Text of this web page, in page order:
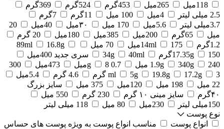
118میل
265میل 453گرم 524گرم
369گرم
2.5 میلی لیتر
4میل 100 میل 11گرم
7گرم
3.7میلی لیتر
5.6میل 170 میل ۳۰میل 40میل
20
میل
65گرم 200میل 385میل 180میل
20 گرم
1.2گرم
14ml 175میل 70 میل 89ml
16.8g
17.35g
150گرم 34g 40ml
سری جدید 400میل
1.9g
340g 240 میل 0.7 g 8میل 473میل
300
ml
5g 19.8g 17.2g 3 گرم 4.6 گرم
5.4میل
22 میل
198 میل 120میل 375 میل
سایز بزرگ
۴۰گرم
سایز مینی ۱۰ گرم 230 گرم
550 میل
150میلی لیتر
230میل 80 میل
118 میلی لیتر
نوع پوست
انواع پوست
مناسب انواع پوست به ویژه پوست های حساس